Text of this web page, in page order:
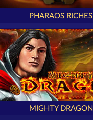
PHARAOS RICHES
MIGHTY DRAGON